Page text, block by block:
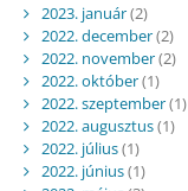
2023. január(2)
2022. december(2)
2022. november(2)
2022. október(1)
2022. szeptember(1)
2022. augusztus(1)
2022. július(1)
2022. június(1)